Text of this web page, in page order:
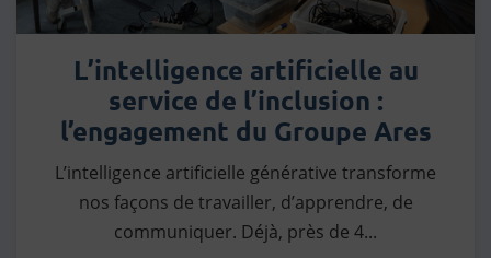
L’intelligence artificielle au
service de l’inclusion :
l’engagement du Groupe Ares
L’intelligence artificielle générative transforme
nos façons de travailler, d’apprendre, de
communiquer. Déjà, près de 4...